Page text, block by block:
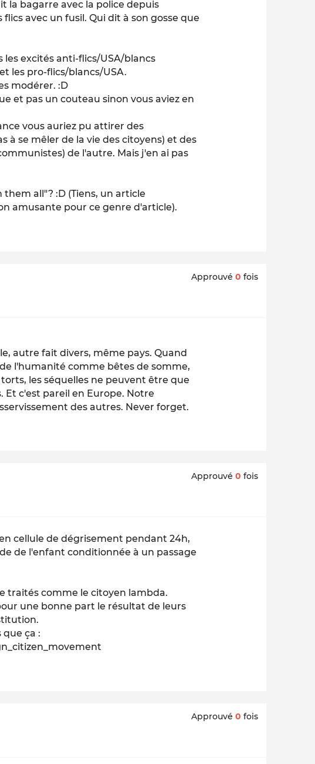
la bagarre avec la police depuis
avec un fusil. Qui dit à son gosse que
excités anti-flics/USA/blancs
les pro-flics/blancs/USA.
modérer. :D
et pas un couteau sinon vous aviez en
vous auriez pu attirer des
à se mêler de la vie des citoyens) et des
de l'autre. Mais j'en ai pas
all"? :D (Tiens, un article
amusante pour ce genre d'article).
Approuvé 0 fois
autre fait divers, même pays. Quand
l'humanité comme bêtes de somme,
les séquelles ne peuvent être que
Et c'est pareil en Europe. Notre
des autres. Never forget.
Approuvé 0 fois
cellule de dégrisement pendant 24h,
de l'enfant conditionnée à un passage
traités comme le citoyen lambda.
une bonne part le résultat de leurs
ça :
Approuvé 0 fois